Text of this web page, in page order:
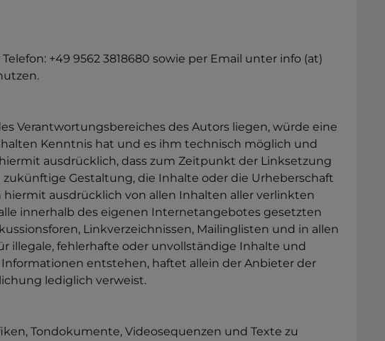
+49 9562 3818680 sowie per Email unter info (at)
Verantwortungsbereiches des Autors liegen, würde eine
Kenntnis hat und es ihm technisch möglich und
ausdrücklich, dass zum Zeitpunkt der Linksetzung
Gestaltung, die Inhalte oder die Urheberschaft
ausdrücklich von allen Inhalten aller verlinkten
innerhalb des eigenen Internetangebotes gesetzten
Linkverzeichnissen, Mailinglisten und in allen
illegale, fehlerhafte oder unvollständige Inhalte und
entstehen, haftet allein der Anbieter der
lediglich verweist.
Tondokumente, Videosequenzen und Texte zu